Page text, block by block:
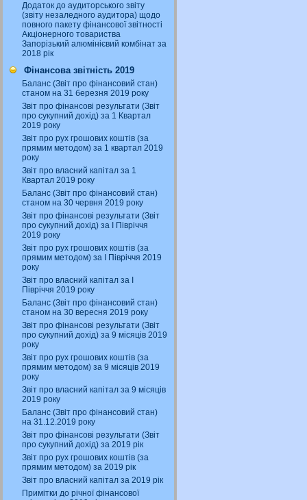
Додаток до аудиторського звіту
(звіту незаледного аудитора) щодо
повного пакету фінансової звітності
Акціонерного товариства
Запорізький алюмінієвий комбінат за
2018 рік
Фінансова звітність 2019
Баланс (Звіт про фінансовий стан)
станом на 31 березня 2019 року
Звіт про фінансові результати (Звіт
про сукупний дохід) за 1 Квартал
2019 року
Звіт про рух грошових коштів (за
прямим методом) за 1 квартал 2019
року
Звіт про власний капітал за 1
Квартал 2019 року
Баланс (Звіт про фінансовий стан)
станом на 30 червня 2019 року
Звіт про фінансові результати (Звіт
про сукупний дохід) за І Півріччя
2019 року
Звіт про рух грошових коштів (за
прямим методом) за І Півріччя 2019
року
Звіт про власний капітал за І
Півріччя 2019 року
Баланс (Звіт про фінансовий стан)
станом на 30 вересня 2019 року
Звіт про фінансові результати (Звіт
про сукупний дохід) за 9 місяців 2019
року
Звіт про рух грошових коштів (за
прямим методом) за 9 місяців 2019
року
Звіт про власний капітал за 9 місяців
2019 року
Баланс (Звіт про фінансовий стан)
на 31.12.2019 року
Звіт про фінансові результати (Звіт
про сукупний дохід) за 2019 рік
Звіт про рух грошових коштів (за
прямим методом) за 2019 рік
Звіт про власний капітал за 2019 рік
Примітки до річної фінансової